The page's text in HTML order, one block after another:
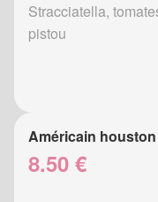
Stracciatella,
pistou
Américain houston
8.50 €